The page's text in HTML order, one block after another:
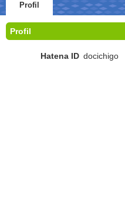
Profil
Profil
Hatena ID docichigo